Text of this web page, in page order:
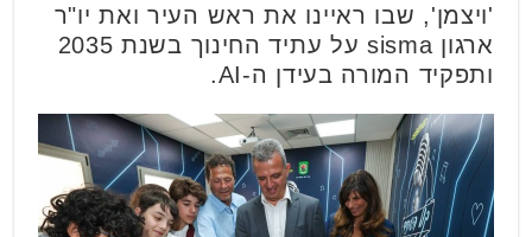
'ויצמן', שבו ראיינו את ראש העיר ואת יו"ר
ארגון sisma על עתיד החינוך בשנת 2035
ותפקיד המורה בעידן ה-AI.